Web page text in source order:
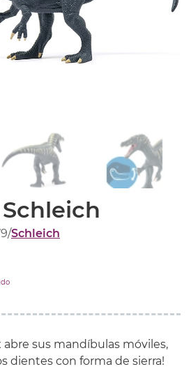
/Schleich
abre sus mandíbulas móviles,
dientes con forma de sierra!